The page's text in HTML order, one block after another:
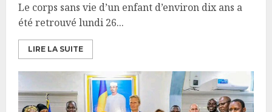
Le corps sans vie d’un enfant d’environ dix ans a
été retrouvé lundi 26...
LIRE LA SUITE